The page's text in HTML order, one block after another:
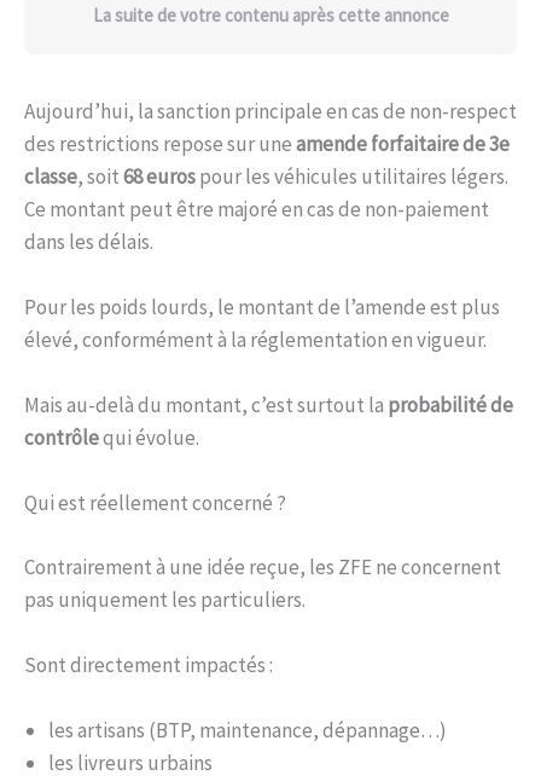
La suite de votre contenu après cette annonce
Aujourd’hui, la sanction principale en cas de non-respect
des restrictions repose sur uneamende forfaitaire de 3e
classe, soit68 eurospour les véhicules utilitaires légers.
Ce montant peut être majoré en cas de non-paiement
dans les délais.
Pour les poids lourds, le montant de l’amende est plus
élevé, conformément à la réglementation en vigueur.
Mais au-delà du montant, c’est surtout la probabilité de
contrôlequi évolue.
Qui est réellement concerné ?
Contrairement à une idée reçue, les ZFE ne concernent
pas uniquement les particuliers.
Sont directement impactés :
les artisans (BTP, maintenance, dépannage…)
les livreurs urbains